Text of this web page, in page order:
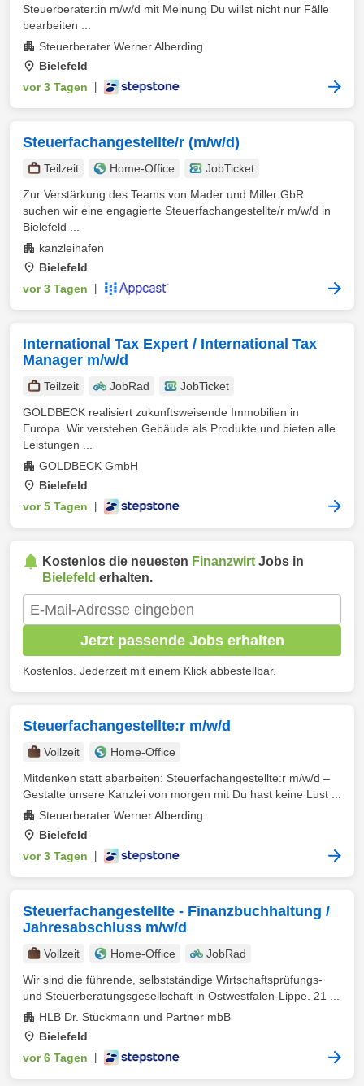
Steuerberater:in m/w/d mit Meinung Du willst nicht nur Fälle
bearbeiten ...
Steuerberater Werner Alberding
Bielefeld
vor 3 Tagen
Steuerfachangestellte/r (m/w/d)
Teilzeit Home-Office
JobTicket
Zur Verstärkung des Teams von Mader und Miller GbR
suchen wir eine engagierte Steuerfachangestellte/r m/w/d in
Bielefeld ...
kanzleihafen
Bielefeld
vor 3 Tagen
International Tax Expert / International Tax
Manager m/w/d
Teilzeit JobRad
JobTicket
GOLDBECK realisiert zukunftsweisende Immobilien in
Europa. Wir verstehen Gebäude als Produkte und bieten alle
Leistungen ...
GOLDBECK GmbH
Bielefeld
vor 5 Tagen
Kostenlos die neuesten Finanzwirt Jobs in
Bielefeld erhalten.
Jetzt passende Jobs erhalten
Kostenlos. Jederzeit mit einem Klick abbestellbar.
Steuerfachangestellte:r m/w/d
Vollzeit
Home-Office
Mitdenken statt abarbeiten: Steuerfachangestellte:r m/w/d –
Gestalte unsere Kanzlei von morgen mit Du hast keine Lust ...
Steuerberater Werner Alberding
Bielefeld
vor 3 Tagen
Steuerfachangestellte - Finanzbuchhaltung /
Jahresabschluss m/w/d
Vollzeit Home-Office
JobRad
Wir sind die führende, selbstständige Wirtschaftsprüfungs-
und Steuerberatungsgesellschaft in Ostwestfalen-Lippe. 21 ...
HLB Dr. Stückmann und Partner mbB
Bielefeld
vor 6 Tagen